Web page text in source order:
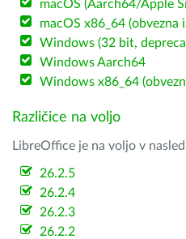
macOS (Aarch64/Apple
macOS x86_64 (obvezna
Windows (32 bit,
Windows Aarch64
Windows x86_64
Različice na voljo
LibreOffice je na voljo v
26.2.5
26.2.4
26.2.3
26.2.2